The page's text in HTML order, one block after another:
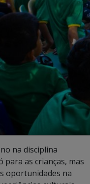
na disciplina
as crianças, mas
oportunidades na